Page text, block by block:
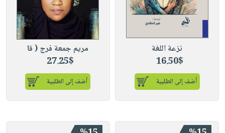
نزعة اللغة
16.50$
أضف إلى الطلبية
مريم جمعة فرج ( قا
27.25$
أضف إلى الطلبية